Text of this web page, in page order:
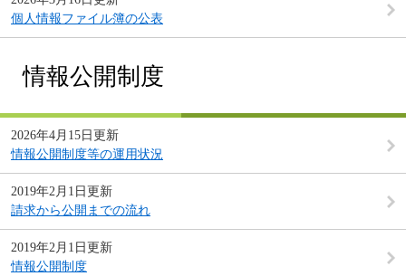
個人情報ファイル簿の公表
情報公開制度
2026年4月15日更新
情報公開制度等の運用状況
2019年2月1日更新
請求から公開までの流れ
2019年2月1日更新
情報公開制度